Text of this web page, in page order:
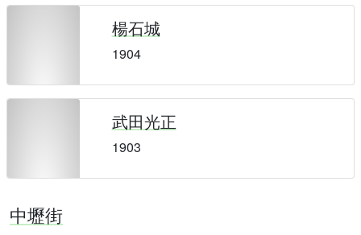
楊石城
1904
武田光正
1903
中壢街